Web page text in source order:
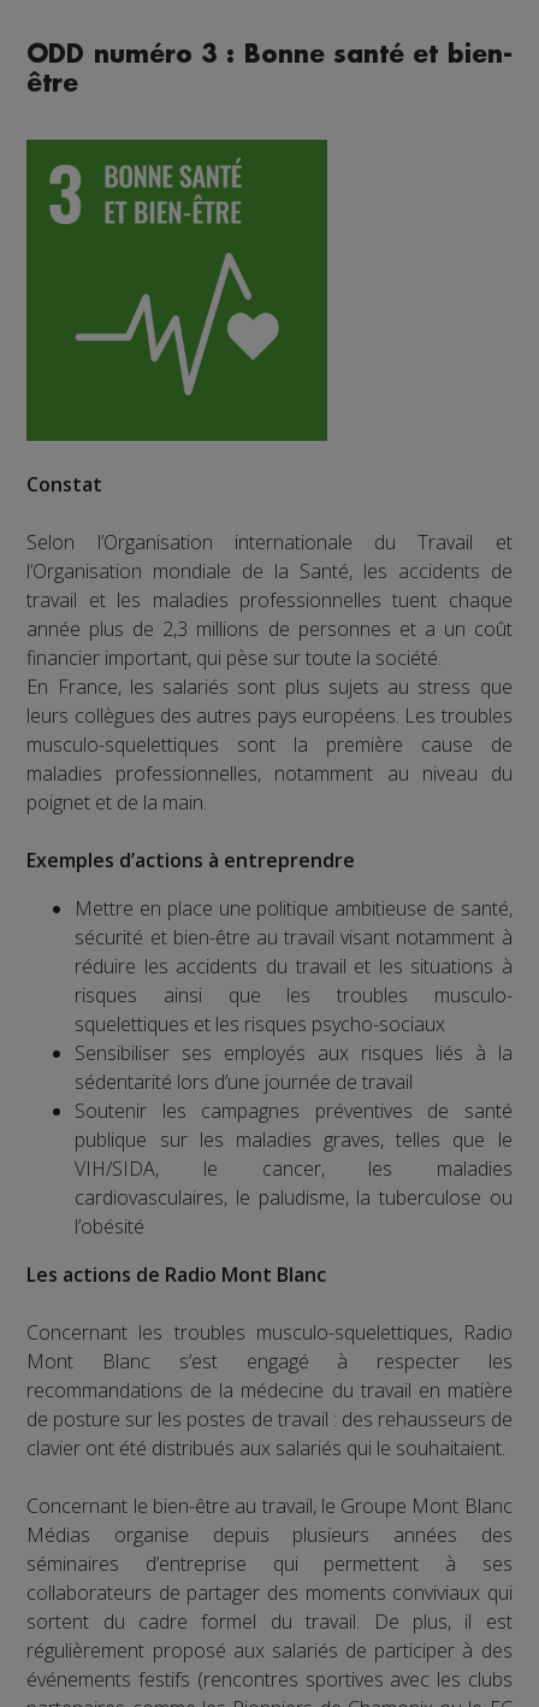
ODD numéro 3 : Bonne santé et bien-
être
Constat
Selon l’Organisation internationale du Travail et
l’Organisation mondiale de la Santé, les accidents de
travail et les maladies professionnelles tuent chaque
année plus de 2,3 millions de personnes et a un coût
financier important, qui pèse sur toute la société.
En France, les salariés sont plus sujets au stress que
leurs collègues des autres pays européens. Les troubles
musculo-squelettiques sont la première cause de
maladies professionnelles, notamment au niveau du
poignet et de la main.
Exemples d’actions à entreprendre
Mettre en place une politique ambitieuse de santé,
sécurité et bien-être au travail visant notamment à
réduire les accidents du travail et les situations à
risques ainsi que les troubles musculo-
squelettiques et les risques psycho-sociaux
Sensibiliser ses employés aux risques liés à la
sédentarité lors d’une journée de travail
Soutenir les campagnes préventives de santé
publique sur les maladies graves, telles que le
VIH/SIDA, le cancer, les maladies
cardiovasculaires, le paludisme, la tuberculose ou
l’obésité
Les actions de Radio Mont Blanc
Concernant les troubles musculo-squelettiques, Radio
Mont Blanc s’est engagé à respecter les
recommandations de la médecine du travail en matière
de posture sur les postes de travail : des rehausseurs de
clavier ont été distribués aux salariés qui le souhaitaient.
Concernant le bien-être au travail, le Groupe Mont Blanc
Médias organise depuis plusieurs années des
séminaires d’entreprise qui permettent à ses
collaborateurs de partager des moments conviviaux qui
sortent du cadre formel du travail. De plus, il est
régulièrement proposé aux salariés de participer à des
événements festifs (rencontres sportives avec les clubs